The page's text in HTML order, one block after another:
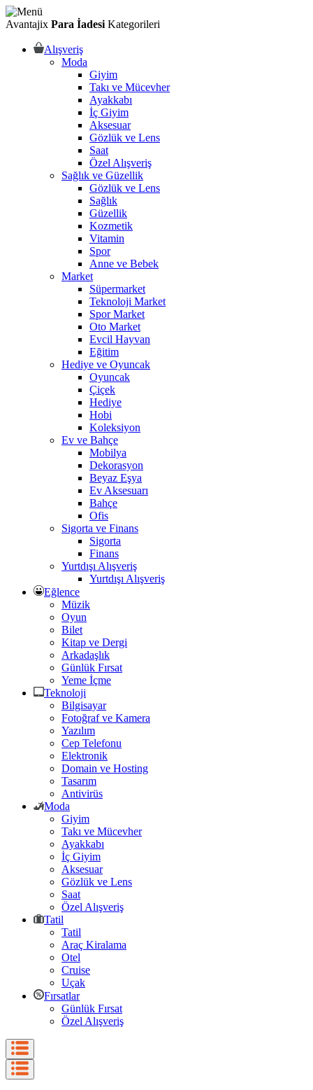
Avantajix Para İadesi Kategorileri
Alışveriş
Moda
Giyim
Takı ve Mücevher
Ayakkabı
İç Giyim
Aksesuar
Gözlük ve Lens
Saat
Özel Alışveriş
Sağlık ve Güzellik
Gözlük ve Lens
Sağlık
Güzellik
Kozmetik
Vitamin
Spor
Anne ve Bebek
Market
Süpermarket
Teknoloji Market
Spor Market
Oto Market
Evcil Hayvan
Eğitim
Hediye ve Oyuncak
Oyuncak
Çiçek
Hediye
Hobi
Koleksiyon
Ev ve Bahçe
Mobilya
Dekorasyon
Beyaz Eşya
Ev Aksesuarı
Bahçe
Ofis
Sigorta ve Finans
Sigorta
Finans
Yurtdışı Alışveriş
Yurtdışı Alışveriş
Eğlence
Müzik
Oyun
Bilet
Kitap ve Dergi
Arkadaşlık
Günlük Fırsat
Yeme İçme
Teknoloji
Bilgisayar
Fotoğraf ve Kamera
Yazılım
Cep Telefonu
Elektronik
Domain ve Hosting
Tasarım
Antivirüs
Moda
Giyim
Takı ve Mücevher
Ayakkabı
İç Giyim
Aksesuar
Gözlük ve Lens
Saat
Özel Alışveriş
Tatil
Tatil
Araç Kiralama
Otel
Cruise
Uçak
Fırsatlar
Günlük Fırsat
Özel Alışveriş